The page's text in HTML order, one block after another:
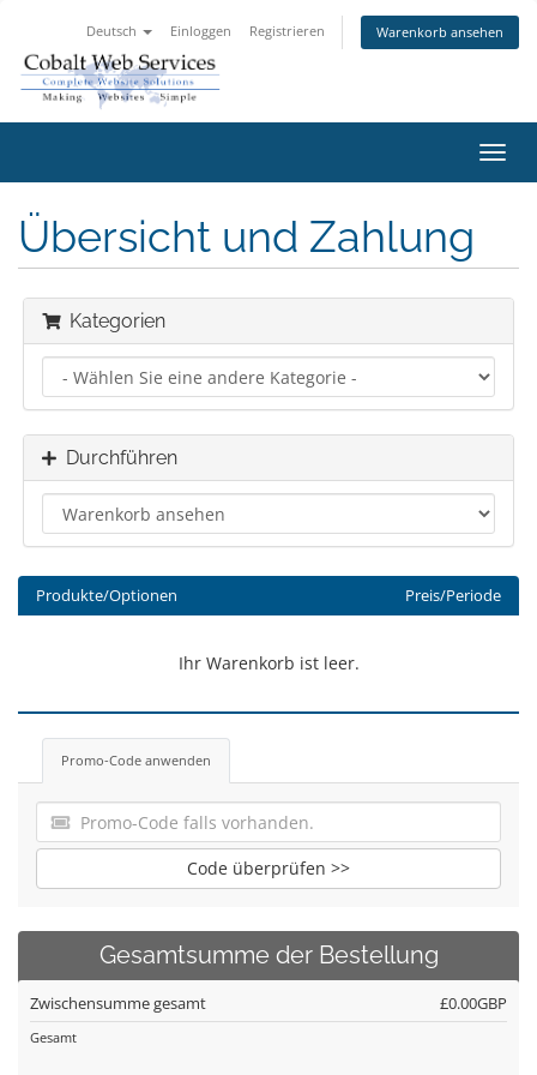
Deutsch Einloggen Registrieren Warenkorb ansehen
ein-/
Übersicht und Zahlung
Kategorien
Durchführen
Produkte/Optionen Preis/Periode
Ihr Warenkorb ist leer.
Promo-Code anwenden
Code überprüfen >>
Gesamtsumme der Bestellung
Zwischensumme gesamt £0.00GBP
Gesamt